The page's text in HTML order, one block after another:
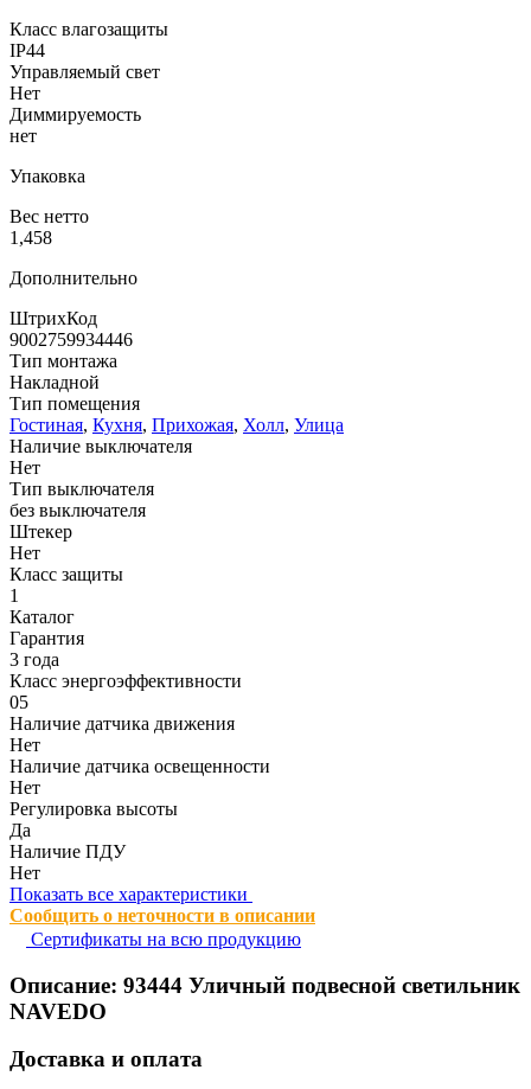
Класс влагозащиты
IP44
Управляемый свет
Нет
Диммируемость
нет
Упаковка
Вес нетто
1,458
Дополнительно
ШтрихКод
9002759934446
Тип монтажа
Накладной
Тип помещения
Гостиная, Кухня, Прихожая, Холл, Улица
Наличие выключателя
Нет
Тип выключателя
без выключателя
Штекер
Нет
Класс защиты
1
Каталог
Гарантия
3 года
Класс энергоэффективности
05
Наличие датчика движения
Нет
Наличие датчика освещенности
Нет
Регулировка высоты
Да
Наличие ПДУ
Нет
Показать все характеристики
Сообщить о неточности в описании
Сертификаты на всю продукцию
Описание: 93444 Уличный подвесной светильник
NAVEDO
Доставка и оплата